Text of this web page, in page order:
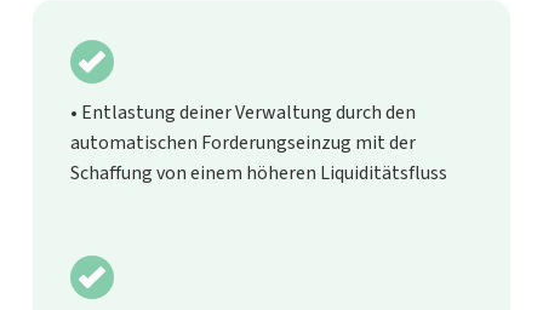
• Entlastung deiner Verwaltung durch den
automatischen Forderungseinzug mit der
Schaffung von einem höheren Liquiditätsfluss